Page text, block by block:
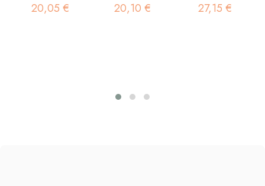
20,05 € 20,10 € 27,15 €